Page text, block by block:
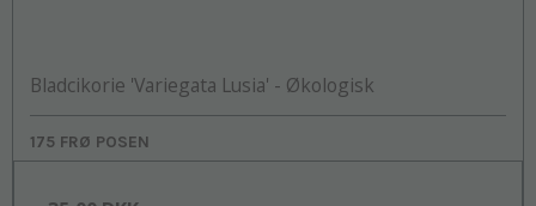
Bladcikorie 'Variegata Lusia' - Økologisk
175 FRØ POSEN